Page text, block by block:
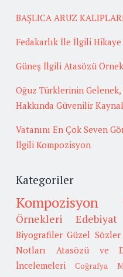
BAŞLICA ARUZ
Fedakarlık İle İlgili Hikaye
Güneş İlgili Atasözü
Oğuz Türklerinin Gelenek,
Hakkında Güvenilir
Vatanını En Çok Seven
İlgili Kompozisyon
Kategoriler
Kompozisyon
Örnekleri
Edebiyat
Biyografiler Güzel Sözler
Notları
Atasözü ve
İncelemeleri
Coğrafya